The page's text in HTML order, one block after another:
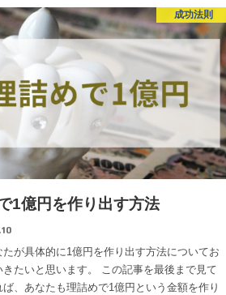
成功法則
1億円を作り出す方法
たが具体的に1億円を作り出す方法についてお
きたいと思います。 この記事を最後まで見て
ば、あなたも理詰めで1億円という金額を作り